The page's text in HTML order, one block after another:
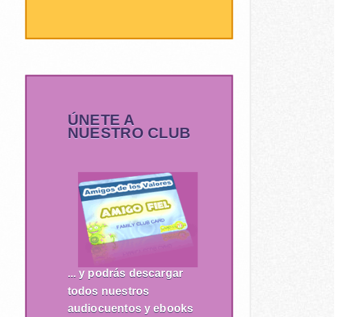
ÚNETE A
NUESTRO CLUB
... y podrás descargar
todos nuestros
audiocuentos y ebooks